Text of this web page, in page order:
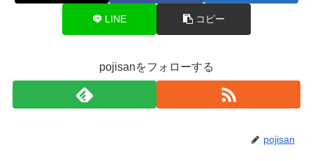
LINE コピー
pojisanをフォローする
pojisan